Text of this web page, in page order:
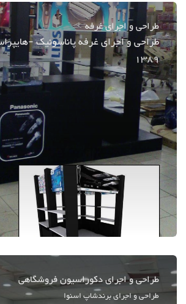
طراحی و اجرای غرفه
طراحی و اجرای غرفه پاناسونیک -
1389
طراحی و اجرای دکوراسیون فروشگاهی
طراحی و اجرای برندشاپ اسنوا